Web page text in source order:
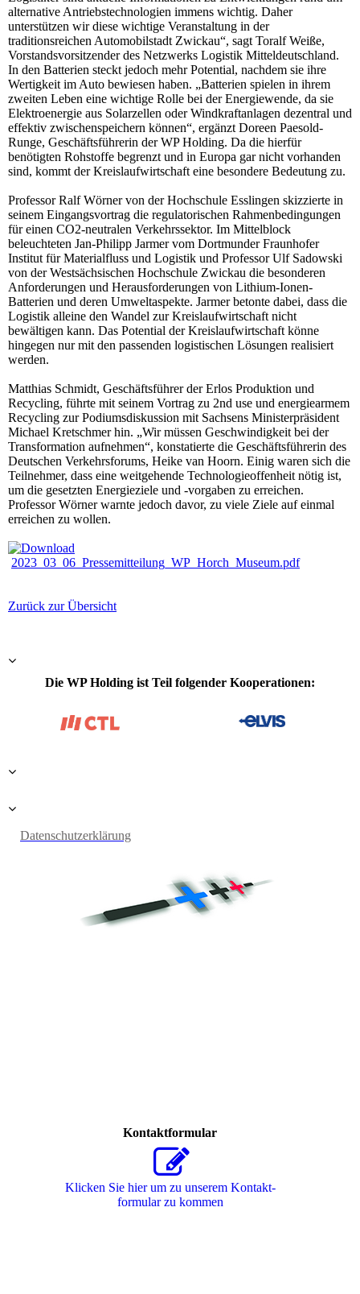
alternative Antriebstechnologien immens wichtig. Daher
unterstützen wir diese wichtige Veranstaltung in der
traditionsreichen Automobilstadt Zwickau“, sagt Toralf Weiße,
Vorstandsvorsitzender des Netzwerks Logistik Mitteldeutschland.
In den Batterien steckt jedoch mehr Potential, nachdem sie ihre
Wertigkeit im Auto bewiesen haben. „Batterien spielen in ihrem
zweiten Leben eine wichtige Rolle bei der Energiewende, da sie
Elektroenergie aus Solarzellen oder Windkraftanlagen dezentral und
effektiv zwischenspeichern können“, ergänzt Doreen Paesold-
Runge, Geschäftsführerin der WP Holding. Da die hierfür
benötigten Rohstoffe begrenzt und in Europa gar nicht vorhanden
sind, kommt der Kreislaufwirtschaft eine besondere Bedeutung zu.
Professor Ralf Wörner von der Hochschule Esslingen skizzierte in
seinem Eingangsvortrag die regulatorischen Rahmenbedingungen
für einen CO2-neutralen Verkehrssektor. Im Mittelblock
beleuchteten Jan-Philipp Jarmer vom Dortmunder Fraunhofer
Institut für Materialfluss und Logistik und Professor Ulf Sadowski
von der Westsächsischen Hochschule Zwickau die besonderen
Anforderungen und Herausforderungen von Lithium-Ionen-
Batterien und deren Umweltaspekte. Jarmer betonte dabei, dass die
Logistik alleine den Wandel zur Kreislaufwirtschaft nicht
bewältigen kann. Das Potential der Kreislaufwirtschaft könne
hingegen nur mit den passenden logistischen Lösungen realisiert
werden.
Matthias Schmidt, Geschäftsführer der Erlos Produktion und
Recycling, führte mit seinem Vortrag zu 2nd use und energiearmem
Recycling zur Podiumsdiskussion mit Sachsens Ministerpräsident
Michael Kretschmer hin. „Wir müssen Geschwindigkeit bei der
Transformation aufnehmen“, konstatierte die Geschäftsführerin des
Deutschen Verkehrsforums, Heike van Hoorn. Einig waren sich die
Teilnehmer, dass eine weitgehende Technologieoffenheit nötig ist,
um die gesetzten Energieziele und -vorgaben zu erreichen.
Professor Wörner warnte jedoch davor, zu viele Ziele auf einmal
erreichen zu wollen.
2023_03_06_Pressemitteilung_WP_Horch_Museum.pdf
Zurück zur Übersicht
Die WP Holding ist Teil folgender Kooperationen:
Datenschutzerklärung
Kontaktformular
Klicken Sie hier um zu unserem Kon­takt­
for­mu­lar zu kommen